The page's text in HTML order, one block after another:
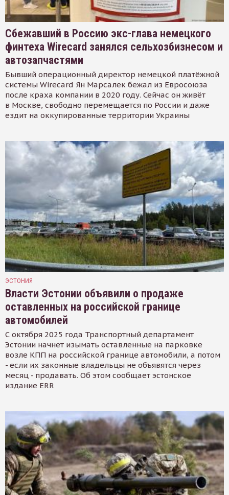
Сбежавший в Россию экс-глава немецкого
финтеха Wirecard занялся сельхозбизнесом и
автозапчастями
Бывший операционный директор немецкой платёжной
системы Wirecard Ян Марсалек бежал из Евросоюза
после краха компании в 2020 году. Сейчас он живёт
в Москве, свободно перемещается по России и даже
ездит на оккупированные территории Украины
ЭСТОНИЯ
Власти Эстонии объявили о продаже
оставленных на российской границе
автомобилей
С октября 2025 года Транспортный департамент
Эстонии начнет изымать оставленные на парковке
возле КПП на российской границе автомобили, а потом
- если их законные владельцы не объявятся через
месяц - продавать. Об этом сообщает эстонское
издание ERR